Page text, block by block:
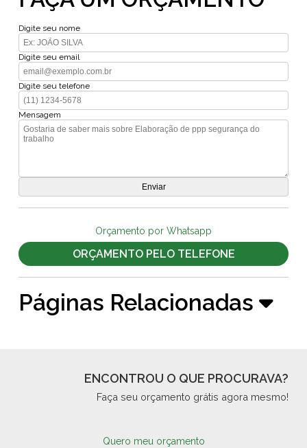
Digite seu nome
Digite seu email
Digite seu telefone
Mensagem
Orçamento por Whatsapp
ORÇAMENTO PELO TELEFONE
Páginas Relacionadas
ENCONTROU O QUE PROCURAVA?
Faça seu orçamento grátis agora mesmo!
Quero meu orçamento